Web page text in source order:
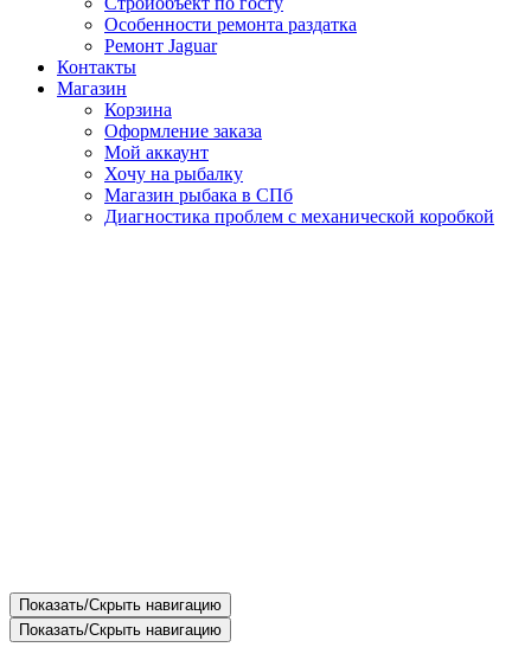
Особенности ремонта раздатка
Ремонт Jaguar
Контакты
Магазин
Корзина
Оформление заказа
Мой аккаунт
Хочу на рыбалку
Магазин рыбака в СПб
Диагностика проблем с механической коробкой
Показать/Скрыть навигацию
Показать/Скрыть навигацию